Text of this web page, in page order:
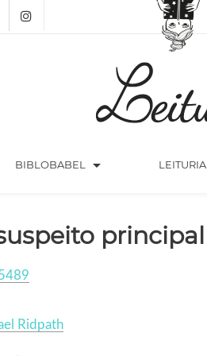
BIBLOBABEL arrow_drop_down LEITURIA
principal
Ridpath